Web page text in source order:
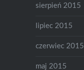
sierpień 2015
lipiec 2015
czerwiec 2015
maj 2015